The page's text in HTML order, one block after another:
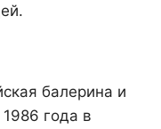
балерина и
года в